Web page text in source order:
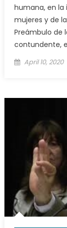
humana, en la
mujeres y de
Preámbulo de
contundente,
Posted
April 10, 2020